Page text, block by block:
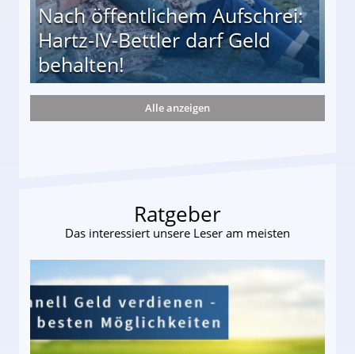
Nach öffentlichem Aufschrei:
Hartz-IV-Bettler darf Geld
behalten!
darf Geld behalten!
Alle anzeigen
Ratgeber
Das interessiert unsere Leser am meisten